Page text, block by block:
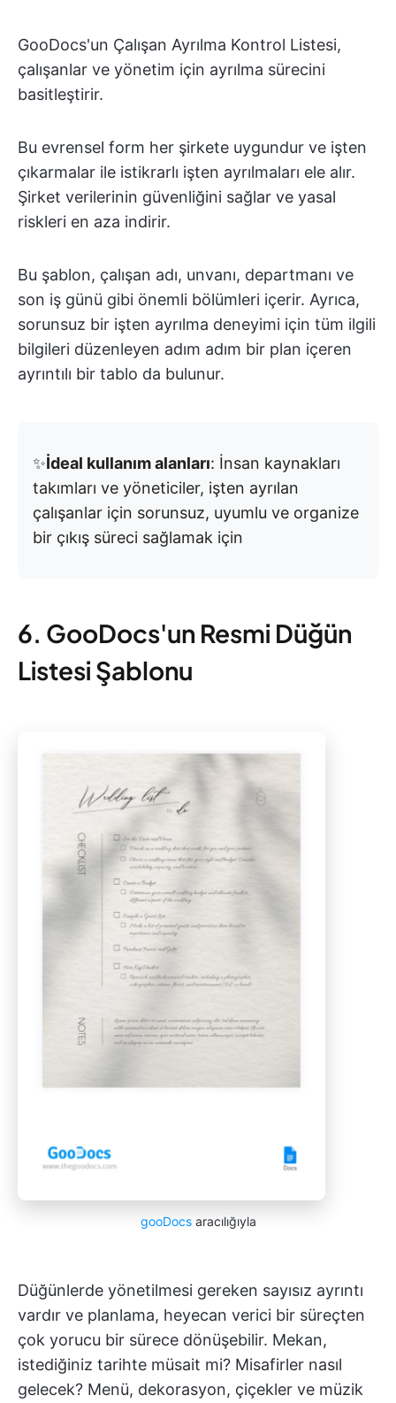
GooDocs'un Çalışan Ayrılma Kontrol Listesi,
çalışanlar ve yönetim için ayrılma sürecini
basitleştirir.
Bu evrensel form her şirkete uygundur ve işten
çıkarmalar ile istikrarlı işten ayrılmaları ele alır.
Şirket verilerinin güvenliğini sağlar ve yasal
riskleri en aza indirir.
Bu şablon, çalışan adı, unvanı, departmanı ve
son iş günü gibi önemli bölümleri içerir. Ayrıca,
sorunsuz bir işten ayrılma deneyimi için tüm ilgili
bilgileri düzenleyen adım adım bir plan içeren
ayrıntılı bir tablo da bulunur.
✨İdeal kullanım alanları: İnsan kaynakları
takımları ve yöneticiler, işten ayrılan
çalışanlar için sorunsuz, uyumlu ve organize
bir çıkış süreci sağlamak için
6. GooDocs'un Resmi Düğün
Listesi Şablonu
gooDocsaracılığıyla
Düğünlerde yönetilmesi gereken sayısız ayrıntı
vardır ve planlama, heyecan verici bir süreçten
çok yorucu bir sürece dönüşebilir. Mekan,
istediğiniz tarihte müsait mi? Misafirler nasıl
gelecek? Menü, dekorasyon, çiçekler ve müzik